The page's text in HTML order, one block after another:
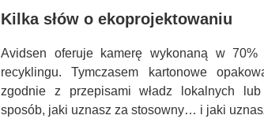
Kilka słów o ekoprojektowaniu
Avidsen oferuje kamerę wykonaną w
recyklingu. Tymczasem kartonowe
zgodnie z przepisami władz lokalnych
sposób, jaki uznasz za stosowny… i jaki